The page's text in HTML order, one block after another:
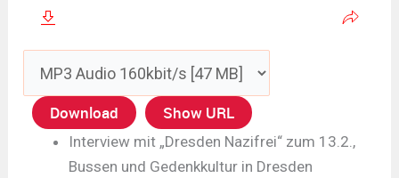
Download Show URL
Interview mit „Dresden Nazifrei“ zum 13.2.,
Bussen und Gedenkkultur in Dresden